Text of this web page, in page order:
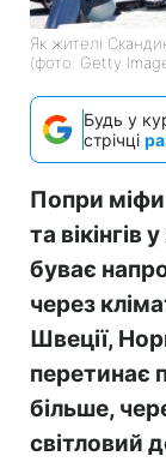
Як жителі
(фото: Getty
Будь у
стрічці
Попри міфи
та вікінгів
буває
через
Швеції,
перетинає
більше,
світловий